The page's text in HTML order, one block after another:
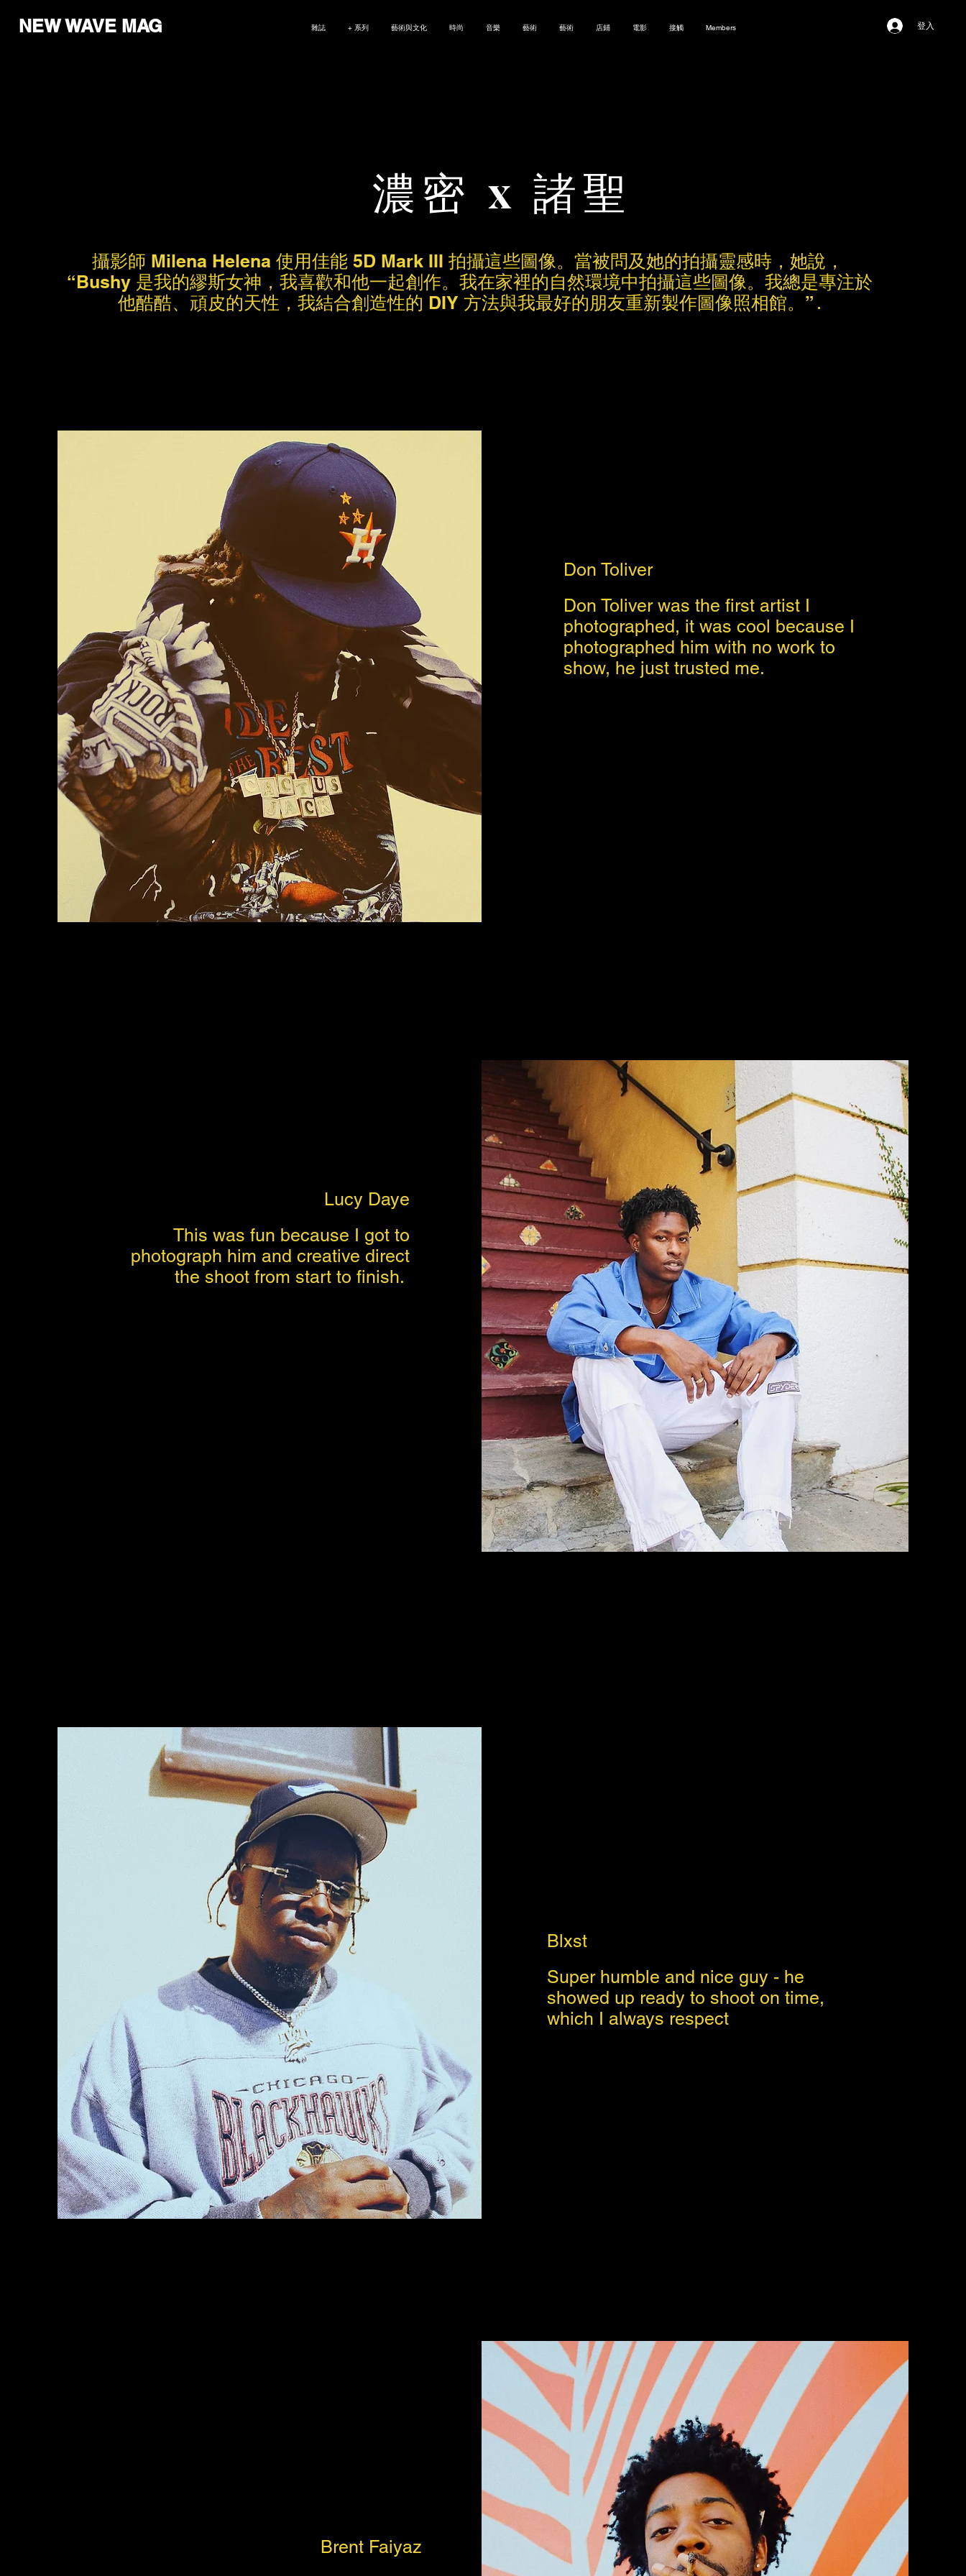
雜誌 + 系列 藝術與文化 時尚 音樂 藝術 藝術 店鋪 電影 接觸 Members
NEW WAVE MAG 登入
濃密 x 諸聖
Don Toliver
Don Toliver was the first artist I
photographed, it was cool because I
photographed him with no work to
show, he just trusted me.
攝影師 Milena Helena 使用佳能 5D Mark III 拍攝這些圖像。當被問及她的拍攝靈感時，她說，
“Bushy 是我的繆斯女神，我喜歡和他一起創作。我在家裡的自然環境中拍攝這些圖像。我總是專注於
他酷酷、頑皮的天性，我結合創造性的 DIY 方法與我最好的朋友重新製作圖像照相館。” .
Lucy Daye
This was fun because I got to
photograph him and creative direct
the shoot from start to finish.
Blxst
Super humble and nice guy - he
showed up ready to shoot on time,
which I always respect
Brent Faiyaz